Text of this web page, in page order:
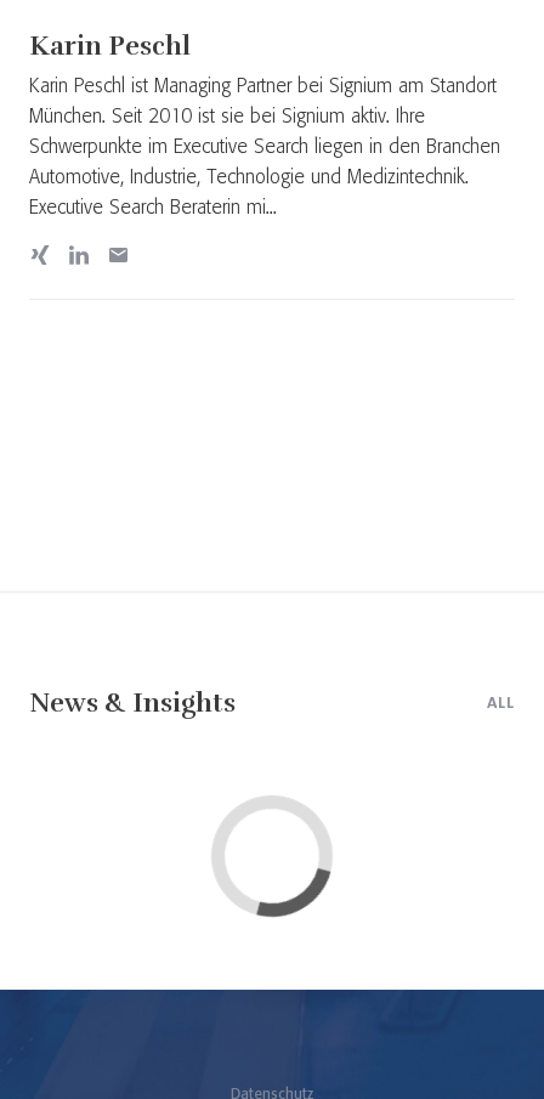
Karin Peschl
Karin Peschl ist Managing Partner bei Signium am Standort
München. Seit 2010 ist sie bei Signium aktiv. Ihre
Schwerpunkte im Executive Search liegen in den Branchen
Automotive, Industrie, Technologie und Medizintechnik.
Executive Search Beraterin mi...
News & Insights ALL